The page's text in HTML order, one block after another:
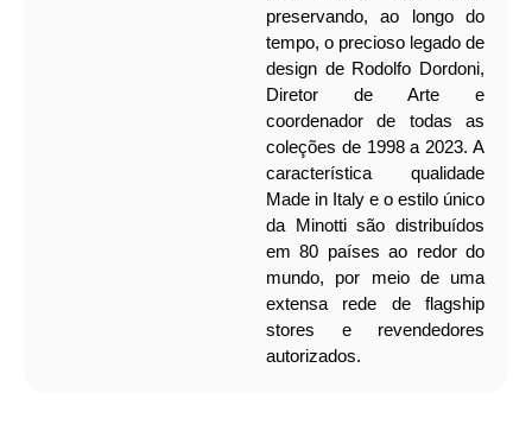
preservando, ao longo do
tempo, o precioso legado de
design de Rodolfo Dordoni,
Diretor de Arte e
coordenador de todas as
coleções de 1998 a 2023. A
característica qualidade
Made in Italy e o estilo único
da Minotti são distribuídos
em 80 países ao redor do
mundo, por meio de uma
extensa rede de flagship
stores e revendedores
autorizados.